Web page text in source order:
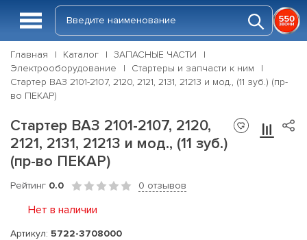
Главная Каталог
ЗАПАСНЫЕ ЧАСТИ
Электрооборудование
Стартеры и запчасти к ним
Стартер ВАЗ 2101-2107, 2120, 2121, 2131, 21213 и мод., (11 зуб.) (пр-
во ПЕКАР)
Стартер ВАЗ 2101-2107, 2120,
2121, 2131, 21213 и мод., (11 зуб.)
(пр-во ПЕКАР)
Рейтинг 0.0 0 отзывов
Нет в наличии
Артикул: 5722-3708000